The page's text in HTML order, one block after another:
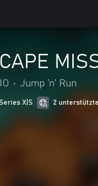
• Jump ’n’ Run
X|S 2